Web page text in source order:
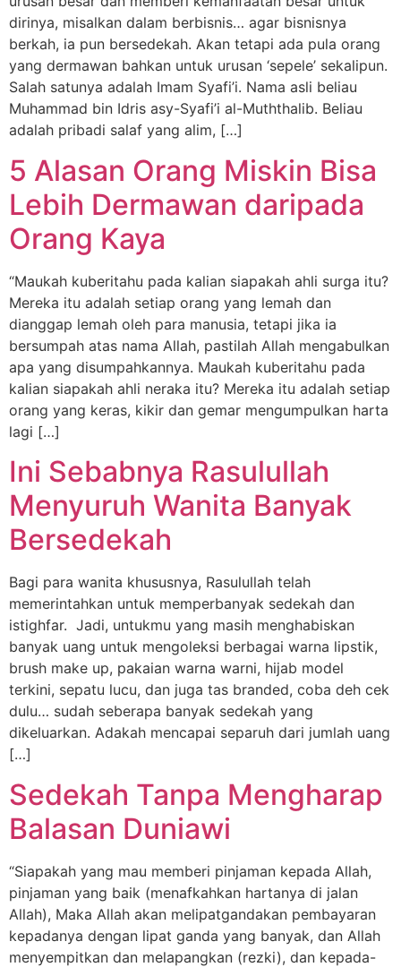
dirinya, misalkan dalam berbisnis… agar bisnisnya
berkah, ia pun bersedekah. Akan tetapi ada pula orang
yang dermawan bahkan untuk urusan ‘sepele’ sekalipun.
Salah satunya adalah Imam Syafi’i. Nama asli beliau
Muhammad bin Idris asy-Syafi’i al-Muththalib. Beliau
adalah pribadi salaf yang alim, […]
5 Alasan Orang Miskin Bisa
Lebih Dermawan daripada
Orang Kaya
“Maukah kuberitahu pada kalian siapakah ahli surga itu?
Mereka itu adalah setiap orang yang lemah dan
dianggap lemah oleh para manusia, tetapi jika ia
bersumpah atas nama Allah, pastilah Allah mengabulkan
apa yang disumpahkannya. Maukah kuberitahu pada
kalian siapakah ahli neraka itu? Mereka itu adalah setiap
orang yang keras, kikir dan gemar mengumpulkan harta
lagi […]
Ini Sebabnya Rasulullah
Menyuruh Wanita Banyak
Bersedekah
Bagi para wanita khususnya, Rasulullah telah
memerintahkan untuk memperbanyak sedekah dan
istighfar. Jadi, untukmu yang masih menghabiskan
banyak uang untuk mengoleksi berbagai warna lipstik,
brush make up, pakaian warna warni, hijab model
terkini, sepatu lucu, dan juga tas branded, coba deh cek
dulu… sudah seberapa banyak sedekah yang
dikeluarkan. Adakah mencapai separuh dari jumlah uang
[…]
Sedekah Tanpa Mengharap
Balasan Duniawi
“Siapakah yang mau memberi pinjaman kepada Allah,
pinjaman yang baik (menafkahkan hartanya di jalan
Allah), Maka Allah akan melipatgandakan pembayaran
kepadanya dengan lipat ganda yang banyak, dan Allah
menyempitkan dan melapangkan (rezki), dan kepada-